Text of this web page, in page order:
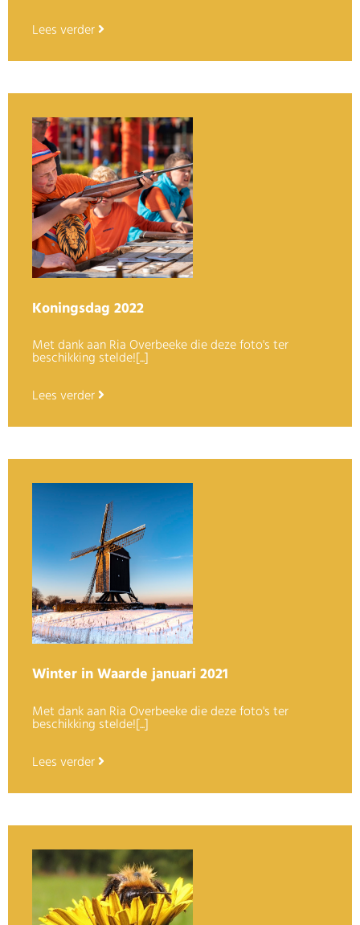
Lees verder
Koningsdag 2022
Met dank aan Ria Overbeeke die deze foto's ter
beschikking stelde![...]
Lees verder
Winter in Waarde januari 2021
Met dank aan Ria Overbeeke die deze foto's ter
beschikking stelde![...]
Lees verder